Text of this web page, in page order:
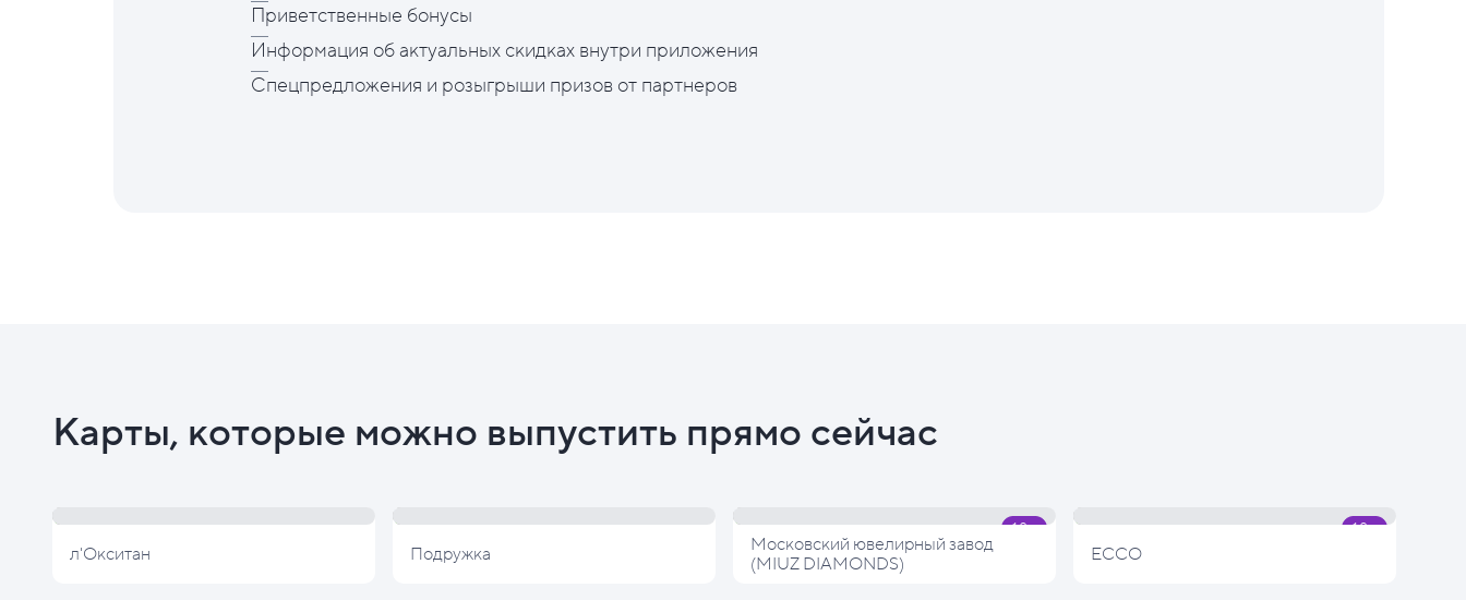
Приветственные бонусы
Информация об актуальных скидках внутри приложения
Спецпредложения и розыгрыши призов от партнеров
Карты, которые можно выпустить прямо сейчас
л'Окситан Подружка
Московский ювелирный завод
(MIUZ DIAMONDS)
ECCO